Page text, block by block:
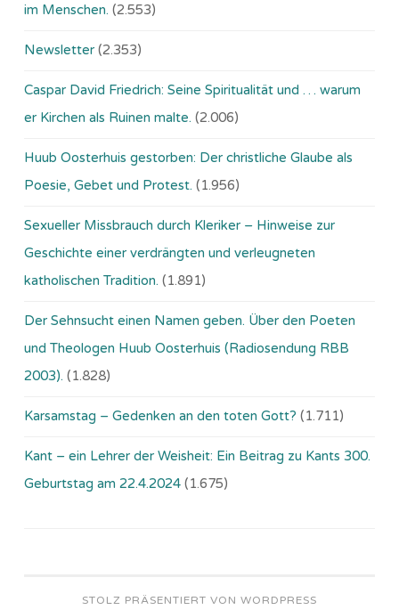
im Menschen. (2.553)
Newsletter (2.353)
Caspar David Friedrich: Seine Spiritualität und … warum
er Kirchen als Ruinen malte. (2.006)
Huub Oosterhuis gestorben: Der christliche Glaube als
Poesie, Gebet und Protest. (1.956)
Sexueller Missbrauch durch Kleriker – Hinweise zur
Geschichte einer verdrängten und verleugneten
katholischen Tradition. (1.891)
Der Sehnsucht einen Namen geben. Über den Poeten
und Theologen Huub Oosterhuis (Ra­dio­sen­dung RBB
2003). (1.828)
Karsamstag – Gedenken an den toten Gott? (1.711)
Kant – ein Lehrer der Weisheit: Ein Beitrag zu Kants 300.
Geburtstag am 22.4.2024 (1.675)
STOLZ PRÄSENTIERT VON WORDPRESS